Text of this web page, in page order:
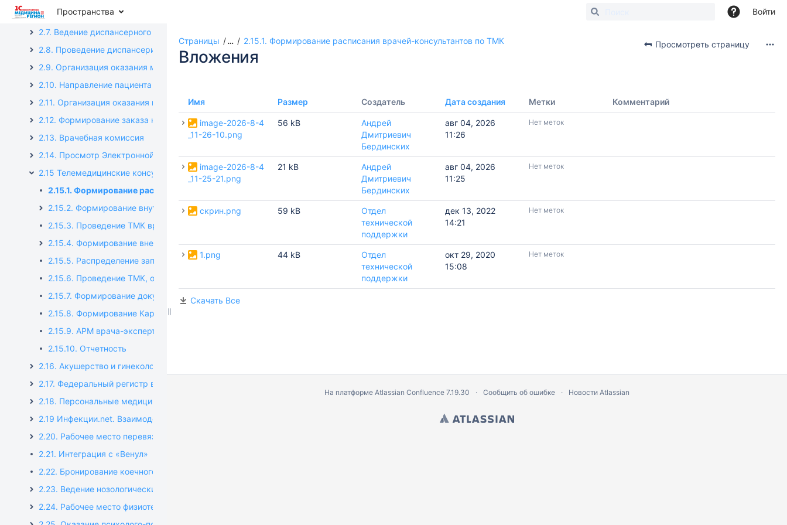
Пространства Войти
2.6 Выписка льготного лекарственного рецепта
2.7. Ведение диспансерного учета пациента
2.8. Проведение диспансеризации и профилактических осмотров
2.9. Организация оказания медицинской помощи больным онкологическими заболеваниями
2.10. Направление пациента на госпитализацию для оказания ВМП/СМП
2.11. Организация оказания медицинской помощи больным сердечно-сосудистыми заболеваниями
2.12. Формирование заказа на лабораторные исследования процедурной медицинской сестрой
2.13. Врачебная комиссия
2.14. Просмотр Электронной медицинской карты пациента
2.15 Телемедицинские консультации
2.15.1. Формирование расписания врачей-консультантов по ТМК
2.15.2. Формирование внутренних запросов на ТМК
2.15.3. Проведение ТМК врачом головной организации
2.15.4. Формирование внешних запросов
2.15.5. Распределение запросов на рабочем месте диспетчера РТЦ
2.15.6. Проведение ТМК, оформление документов по ТМК
2.15.7. Формирование документов Решение комиссии на выезд/Решение комиссии на полет
2.15.8. Формирование Карты вызова бригады/Карты вызова консультанта
2.15.9. АРМ врача-эксперта по ТМК
2.15.10. Отчетность
2.16. Акушерство и гинекология
2.17. Федеральный регистр вакцинированных
2.18. Персональные медицинские помощники (ПМП)
2.19 Инфекции.net. Взаимодействие с Бюрократ
2.20. Рабочее место перевязочной медсестры
2.21. Интеграция с «Венул»
2.22. Бронирование коечного фонда
2.23. Ведение нозологических регистров
2.24. Рабочее место физиотерапевта
Просмотреть страницу
Страницы … 2.15.1. Формирование расписания врачей-консультантов по ТМК
Вложения
Имя Размер Создатель Дата создания Метки Комментарий
image-2026-8-4
_11-26-10.png
56 kB
Андрей
Дмитриевич
Бердинских
авг 04, 2026
11:26
Нет меток
image-2026-8-4
_11-25-21.png
21 kB
Андрей
Дмитриевич
Бердинских
авг 04, 2026
11:25
Нет меток
скрин.png 59 kB
Отдел
технической
поддержки
дек 13, 2022
14:21
Нет меток
1.png 44 kB
Отдел
технической
поддержки
окт 29, 2020
15:08
Нет меток
Скачать Все
На платформе Atlassian Confluence 7.19.30 Сообщить об ошибке Новости Atlassian